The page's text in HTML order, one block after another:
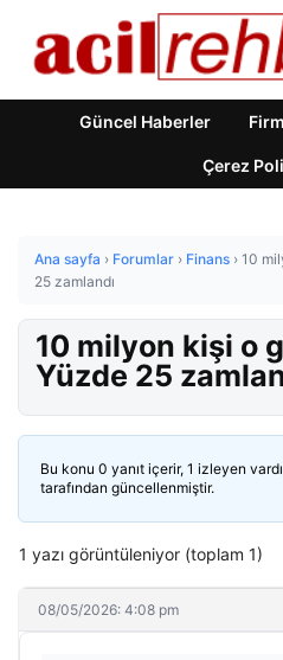
Güncel Haberler
Çerez
Ana sayfa › Forumlar › Finans › 10
25 zamlandı
10 milyon kişi o
Yüzde 25
Bu konu 0 yanıt içerir, 1 izleyen
tarafından güncellenmiştir.
1 yazı görüntüleniyor (toplam 1)
08/05/2026: 4:08 pm